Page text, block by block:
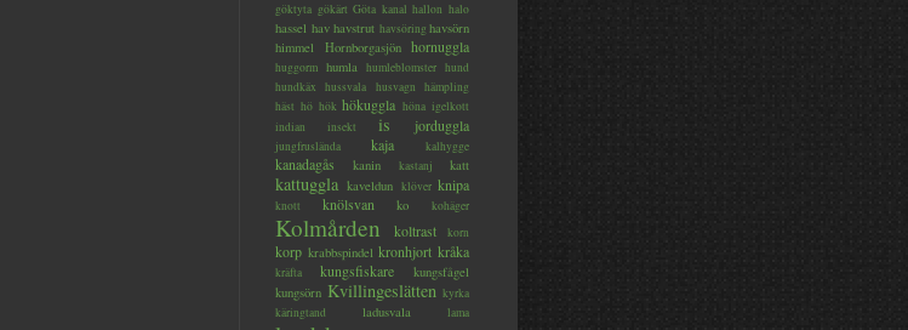
göktyta gökärt Göta kanal hallon halo
hassel hav havstrut havsöring havsörn
himmel
Hornborgasjön hornuggla
huggorm humla humleblomster hund
hundkäx
hussvala husvagn
hämpling
häst hö hök hökuggla höna igelkott
indian
insekt is jorduggla
jungfruslända kaja kalhygge
kanadagås kanin kastanj katt
kattuggla kaveldun klöver knipa
knott knölsvan ko kohäger
Kolmården koltrast korn
korp krabbspindel kronhjort kråka
kräfta kungsfiskare
kungsfågel
kungsörn Kvillingeslätten kyrka
käringtand
ladusvala lama